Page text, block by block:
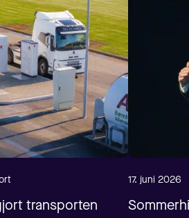
transporten
17. juni 2026